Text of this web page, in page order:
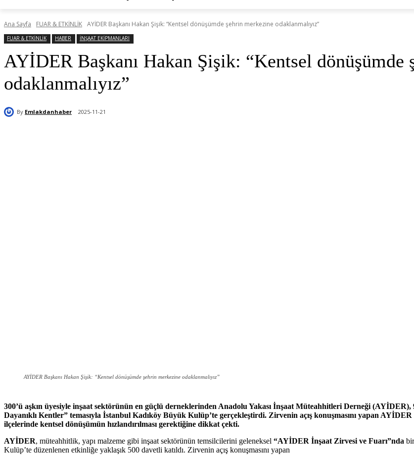
Ana Sayfa FUAR & ETKİNLİK AYİDER Başkanı Hakan Şişik: “Kentsel dönüşümde şehrin merkezine odaklanmalıyız”
FUAR & ETKİNLİK HABER İNŞAAT EKİPMANLARI
AYİDER Başkanı Hakan Şişik: “Kentsel dönüşümde
odaklanmalıyız”
By Emlakdanhaber 2025-11-21
AYİDER Başkanı Hakan Şişik: “Kentsel dönüşümde şehrin merkezine odaklanmalıyız”
300’ü aşkın üyesiyle inşaat sektörünün en güçlü derneklerinden Anadolu Yakası İnşaat Müteahhitleri Derneği (AYİDER),
Dayanıklı Kentler” temasıyla İstanbul Kadıköy Büyük Kulüp’te gerçekleştirdi. Zirvenin açış konuşmasını yapan
ilçelerinde kentsel dönüşümün hızlandırılması gerektiğine dikkat çekti.
AYİDER, müteahhitlik, yapı malzeme gibi inşaat sektörünün temsilcilerini geleneksel “AYİDER İnşaat Zirvesi ve Fuarı”nda
Kulüp’te düzenlenen etkinliğe yaklaşık 500 davetli katıldı. Zirvenin açış konuşmasını yapan